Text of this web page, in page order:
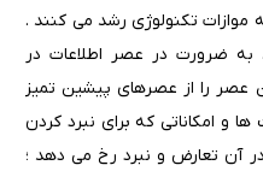
تکنولوژی رشد می کنند .
به ضرورت در عصر اطلاعات در
عصر را از عصرهای پیشین تمیز
و امکاناتی که برای نبرد کردن
آن تعارض و نبرد رخ می دهد ؛